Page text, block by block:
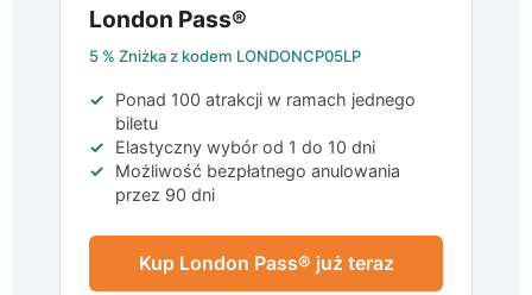
London Pass®
5 % Zniżka z kodem LONDONCP05LP
Ponad 100 atrakcji w ramach jednego
biletu
Elastyczny wybór od 1 do 10 dni
Możliwość bezpłatnego anulowania
przez 90 dni
Kup London Pass® już teraz